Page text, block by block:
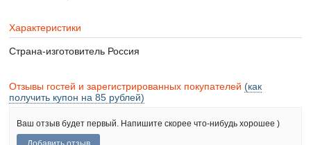
Характеристики
Страна-изготовитель Россия
Отзывы гостей и зарегистрированных покупателей (как
получить купон на 85 рублей)
Ваш отзыв будет первый. Напишите скорее что-нибудь хорошее )